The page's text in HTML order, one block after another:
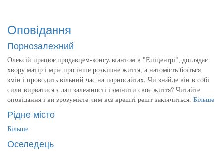
Оповідання
Порнозалежний
Олексій працює продавцем-консультантом в "Епіцентрі", доглядає
хвору матір і мріє про інше розкішне життя, а натомість боїться
змін і проводить вільний час на порносайтах. Чи знайде він в собі
сили вирватися з лап залежності і змінити своє життя? Читайте
оповідання і ви зрозумієте чим все врешті решт закінчиться. Більше
Рідне місто
Більше
Оселедець